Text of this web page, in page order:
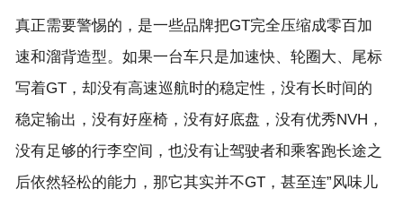
真正需要警惕的，是一些品牌把GT完全压缩成零百加
速和溜背造型。如果一台车只是加速快、轮圈大、尾标
写着GT，却没有高速巡航时的稳定性，没有长时间的
稳定输出，没有好座椅，没有好底盘，没有优秀NVH，
没有足够的行李空间，也没有让驾驶者和乘客跑长途之
后依然轻松的能力，那它其实并不GT，甚至连”风味儿